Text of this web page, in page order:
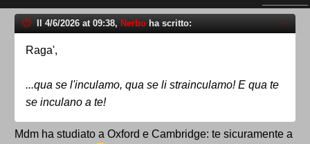
Il 4/6/2026 at 09:38, Nerbo ha scritto:
Raga',
...qua se l'inculamo, qua se li strainculamo! E qua te
se inculano a te!
Mdm ha studiato a Oxford e Cambridge: te sicuramente a